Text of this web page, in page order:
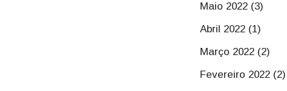
Maio 2022 (3)
Abril 2022 (1)
Março 2022 (2)
Fevereiro 2022 (2)